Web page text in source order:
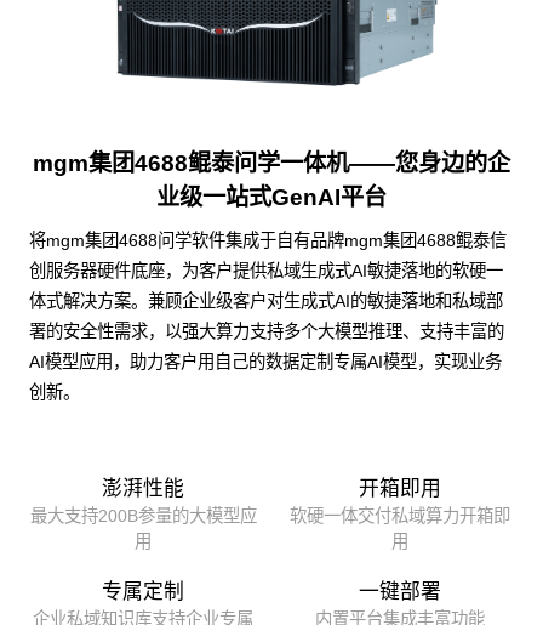
mgm集团4688鲲泰问学一体机——您身边的企
业级一站式GenAI平台
将mgm集团4688问学软件集成于自有品牌mgm集团4688鲲泰信
创服务器硬件底座，为客户提供私域生成式AI敏捷落地的软硬一
体式解决方案。兼顾企业级客户对生成式AI的敏捷落地和私域部
署的安全性需求，以强大算力支持多个大模型推理、支持丰富的
AI模型应用，助力客户用自己的数据定制专属AI模型，实现业务
创新。
澎湃性能
最大支持200B参量的大模型应
用
开箱即用
软硬一体交付私域算力开箱即
用
专属定制
企业私域知识库支持企业专属
一键部署
内置平台集成丰富功能